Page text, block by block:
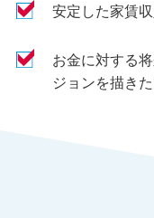
安定した家賃
お金に対する
ジョンを描き